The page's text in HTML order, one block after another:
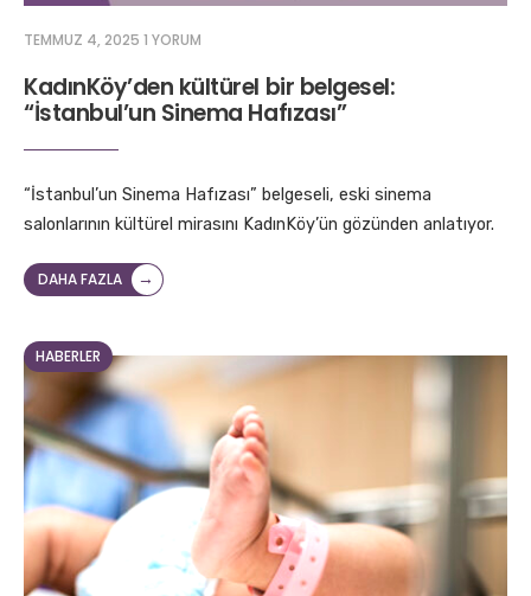
TEMMUZ 4, 2025 1 YORUM
KadınKöy’den kültürel bir belgesel:
“İstanbul’un Sinema Hafızası”
“İstanbul’un Sinema Hafızası” belgeseli, eski sinema
salonlarının kültürel mirasını KadınKöy’ün gözünden anlatıyor.
DAHA FAZLA →
HABERLER